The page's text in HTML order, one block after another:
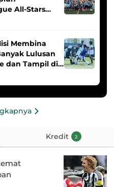
All-Stars
Membina
Lulusan
dan Tampil di
Kredit 2